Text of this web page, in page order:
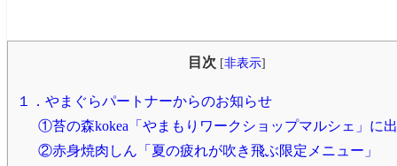
目次 [非表示]
１．やまぐらパートナーからのお知らせ
①苔の森kokea「やまもりワークショップマルシェ」に
②赤身焼肉しん「夏の疲れが吹き飛ぶ限定メニュー」